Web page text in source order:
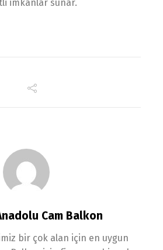
imkanlar sunar.
Cam Balkon
bir çok alan için en uygun